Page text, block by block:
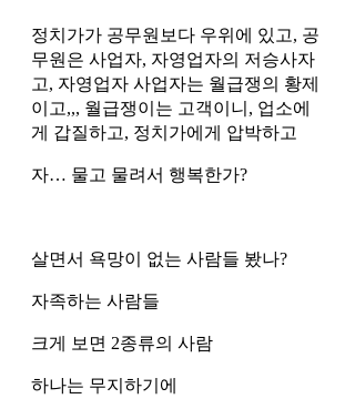
정치가가 공무원보다 우위에 있고, 공
무원은 사업자, 자영업자의 저승사자
고, 자영업자 사업자는 월급쟁의 황제
이고,,, 월급쟁이는 고객이니, 업소에
게 갑질하고, 정치가에게 압박하고
자… 물고 물려서 행복한가?
살면서 욕망이 없는 사람들 봤나?
자족하는 사람들
크게 보면 2종류의 사람
하나는 무지하기에